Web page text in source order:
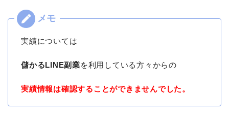
実績については
儲かるLINE副業を利用している方々からの
実績情報は確認することができませんでした。